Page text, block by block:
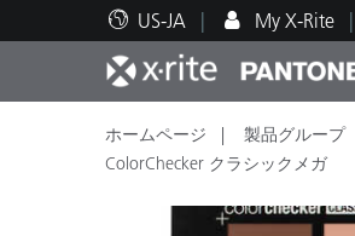
US-JA My X-Rite
人気製品ランキング
印刷＆パッケージ印刷
テクニカルサポート
教育関連資料
ホームページ 製品グループ
ColorChecker クラシックメガ